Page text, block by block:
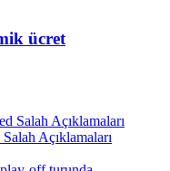
ücret
Açıklamaları